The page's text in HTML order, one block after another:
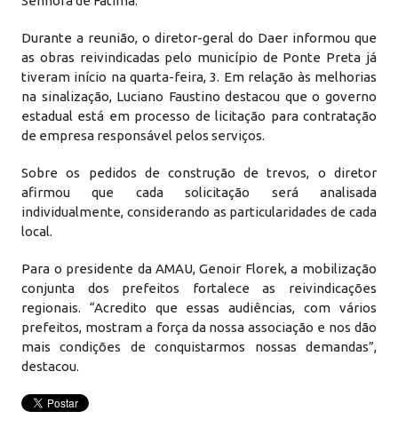
Durante a reunião, o diretor-geral do Daer informou que
as obras reivindicadas pelo município de Ponte Preta já
tiveram início na quarta-feira, 3. Em relação às melhorias
na sinalização, Luciano Faustino destacou que o governo
estadual está em processo de licitação para contratação
de empresa responsável pelos serviços.
Sobre os pedidos de construção de trevos, o diretor
afirmou que cada solicitação será analisada
individualmente, considerando as particularidades de cada
local.
Para o presidente da AMAU, Genoir Florek, a mobilização
conjunta dos prefeitos fortalece as reivindicações
regionais. “Acredito que essas audiências, com vários
prefeitos, mostram a força da nossa associação e nos dão
mais condições de conquistarmos nossas demandas”,
destacou.